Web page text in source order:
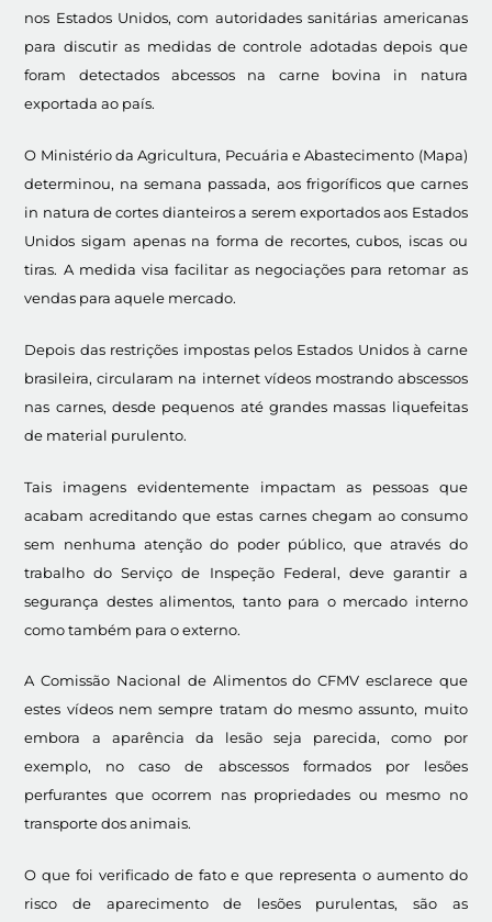
nos Estados Unidos, com autoridades sanitárias americanas
para discutir as medidas de controle adotadas depois que
foram detectados abcessos na carne bovina in natura
exportada ao país.
O Ministério da Agricultura, Pecuária e Abastecimento (Mapa)
determinou, na semana passada, aos frigoríficos que carnes
in natura de cortes dianteiros a serem exportados aos Estados
Unidos sigam apenas na forma de recortes, cubos, iscas ou
tiras. A medida visa facilitar as negociações para retomar as
vendas para aquele mercado.
Depois das restrições impostas pelos Estados Unidos à carne
brasileira, circularam na internet vídeos mostrando abscessos
nas carnes, desde pequenos até grandes massas liquefeitas
de material purulento.
Tais imagens evidentemente impactam as pessoas que
acabam acreditando que estas carnes chegam ao consumo
sem nenhuma atenção do poder público, que através do
trabalho do Serviço de Inspeção Federal, deve garantir a
segurança destes alimentos, tanto para o mercado interno
como também para o externo.
A Comissão Nacional de Alimentos do CFMV esclarece que
estes vídeos nem sempre tratam do mesmo assunto, muito
embora a aparência da lesão seja parecida, como por
exemplo, no caso de abscessos formados por lesões
perfurantes que ocorrem nas propriedades ou mesmo no
transporte dos animais.
O que foi verificado de fato e que representa o aumento do
risco de aparecimento de lesões purulentas, são as